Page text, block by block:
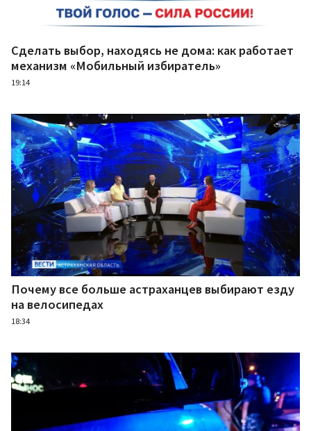
Сделать выбор, находясь не дома: как работает
механизм «Мобильный избиратель»
19:14
Почему все больше астраханцев выбирают езду
на велосипедах
18:34